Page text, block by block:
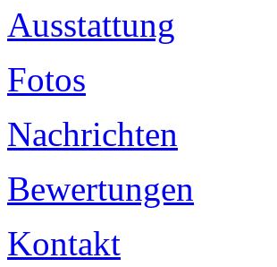
Ausstattung
Fotos
Nachrichten
Bewertungen
Kontakt